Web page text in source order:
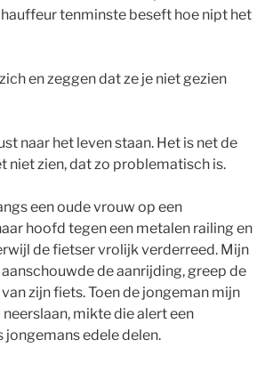
tenminste beseft hoe nipt het
en zeggen dat ze je niet gezien
naar het leven staan. Het is net de
niet zien, dat zo problematisch is.
een oude vrouw op een
hoofd tegen een metalen railing en
de fietser vrolijk verderreed. Mijn
de aanrijding, greep de
zijn fiets. Toen de jongeman mijn
mikte die alert een
jongemans edele delen.